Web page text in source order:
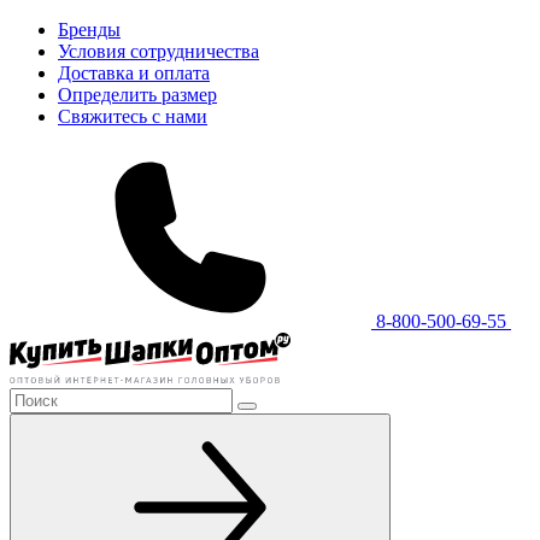
Бренды
Условия сотрудничества
Доставка и оплата
Определить размер
Свяжитесь с нами
8-800-500-69-55